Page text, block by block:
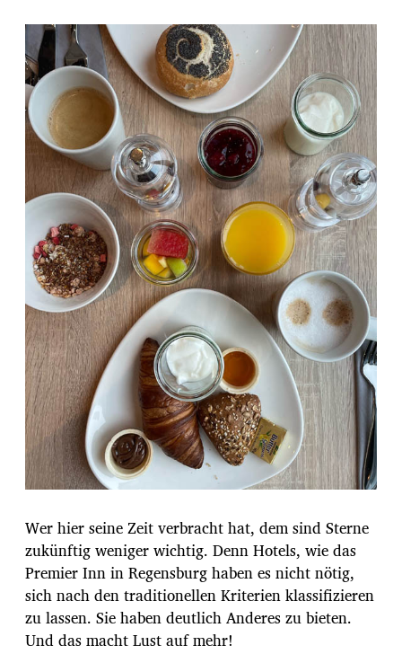
Wer hier seine Zeit verbracht hat, dem sind Sterne
zukünftig weniger wichtig. Denn Hotels, wie das
Premier Inn in Regensburg haben es nicht nötig,
sich nach den traditionellen Kriterien klassifizieren
zu lassen. Sie haben deutlich Anderes zu bieten.
Und das macht Lust auf mehr!